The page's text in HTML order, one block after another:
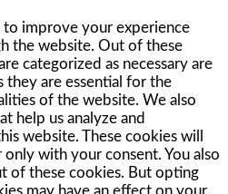
to improve your experience
the website. Out of these
categorized as necessary are
they are essential for the
of the website. We also
help us analyze and
website. These cookies will
with your consent. You also
of these cookies. But opting